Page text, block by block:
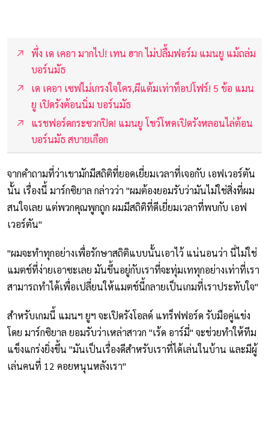
พึ่ง เด เคอา มากไป! เทน ฮาก ไม่ปลื้มฟอร์ม แมนยู แม้ถล่ม
บอร์นมัธ
เด เคอา เซฟไม่เกรงใจใคร,ผีแต้มเท่าท็อปโฟร์! 5 ข้อ แมน
ยู เปิดรังต้อนนิ่ม บอร์นมัธ
แรชฟอร์ดกระซวกปิด! แมนยู โชว์โหดเปิดรังหลอนไล่ต้อน
บอร์นมัธ สบายเกือก
จากคำถามที่ว่าเขามักมีสถิติที่ยอดเยี่ยมเวลาที่เจอกับ เอฟเวอร์ตัน
นั้น เรื่องนี้ มาร์กซิยาล กล่าวว่า "ผมต้องยอมรับว่ามันไม่ใช่สิ่งที่ผม
สนใจเลย แต่พวกคุณพูกถูก ผมมีสถิติที่ดีเยี่ยมเวลาที่พบกับ เอฟ
เวอร์ตัน"
"ผมจะทำทุกอย่างเพื่อรักษาสถิติแบบนั้นเอาไว้ แน่นอนว่า นี่ไม่ใช่
แมตช์ที่ง่ายเอาซะเลย มันขึ้นอยู่กับเราที่จะทุ่มเททุกอย่างเท่าที่เรา
สามารถทำได้เพื่อเปลี่ยนให้แมตช์นี้กลายเป็นเกมที่เราประทับใจ"
สำหรับเกมนี้ แมนฯ ยูฯ จะเปิดรังโอลด์ แทร็ฟฟอร์ด รับมือคู่แข่ง
โดย มาร์กซิยาล ยอมรับว่าเหล่าสาวก "เร้ด อาร์มี่" จะช่วยทำให้ทีม
แข็งแกร่งยิ่งขึ้น "มันเป็นเรื่องดีสำหรับเราที่ได้เล่นในบ้าน และมีผู้
เล่นคนที่ 12 คอยหนุนหลังเรา"